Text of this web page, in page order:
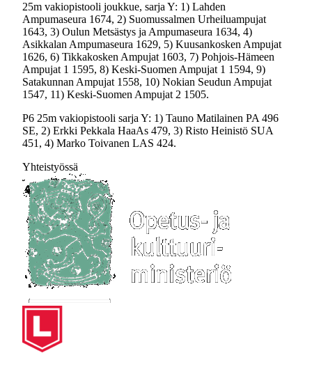
25m vakiopistooli joukkue, sarja Y: 1) Lahden
Ampumaseura 1674, 2) Suomussalmen Urheiluampujat
1643, 3) Oulun Metsästys ja Ampumaseura 1634, 4)
Asikkalan Ampumaseura 1629, 5) Kuusankosken Ampujat
1626, 6) Tikkakosken Ampujat 1603, 7) Pohjois-Hämeen
Ampujat 1 1595, 8) Keski-Suomen Ampujat 1 1594, 9)
Satakunnan Ampujat 1558, 10) Nokian Seudun Ampujat
1547, 11) Keski-Suomen Ampujat 2 1505.
P6 25m vakiopistooli sarja Y: 1) Tauno Matilainen PA 496
SE, 2) Erkki Pekkala HaaAs 479, 3) Risto Heinistö SUA
451, 4) Marko Toivanen LAS 424.
Yhteistyössä